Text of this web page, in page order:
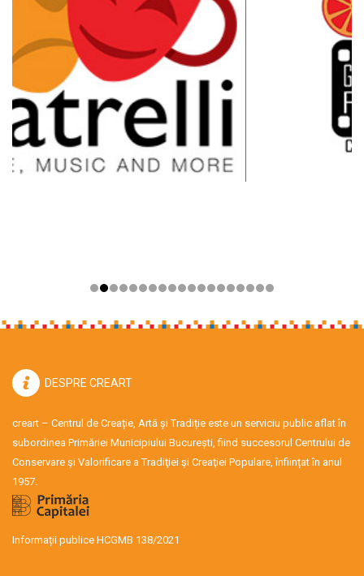
DESPRE CREART
creart – Centrul de Creație, Artă și Tradiție este un serviciu public aflat în
subordinea Primăriei Municipiului București, fiind succesorul Centrului de
Conservare şi Valorificare a Tradiţiei şi Creaţiei Populare, înființat în anul
1957.
Informații publice HCGMB 138/2021